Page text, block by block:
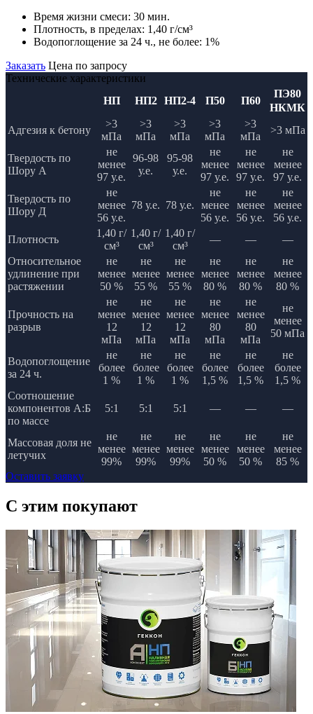
Время жизни смеси: 30 мин.
Плотность, в пределах: 1,40 г/см³
Водопоглощение за 24 ч., не более: 1%
Заказать Цена по запросу
Технические характеристики
НП
НП2 НП2-4 П50 П60
ПЭ80
НКМК
Адгезия к бетону
>3
мПа
>3
мПа
>3
мПа
>3
мПа
>3
мПа
>3 мПа
Твердость по
Шору А
не
менее
97 у.е.
96-98
у.е.
95-98
у.е.
не
менее
97 у.е.
не
менее
97 у.е.
не
менее
97 у.е.
Твердость по
Шору Д
не
менее
56 у.е.
78 у.е. 78 у.е.
не
менее
56 у.е.
не
менее
56 у.е.
не
менее
56 у.е.
Плотность
1,40 г/
см³
1,40 г/
см³
1,40 г/
см³
— —
—
Относительное
удлинение при
растяжении
не
менее
50 %
не
менее
55 %
не
менее
55 %
не
менее
80 %
не
менее
80 %
не
менее
80 %
Прочность на
разрыв
не
менее
12
мПа
не
менее
12
мПа
не
менее
12
мПа
не
менее
80
мПа
не
менее
80
мПа
не
менее
50 мПа
Водопоглощение
за 24 ч.
не
более
1 %
не
более
1 %
не
более
1 %
не
более
1,5 %
не
более
1,5 %
не
более
1,5 %
Соотношение
компонентов А:Б
по массе
5:1 5:1 5:1 — — —
Массовая доля не
летучих
не
менее
99%
не
менее
99%
не
менее
99%
не
менее
50 %
не
менее
50 %
не
менее
85 %
Оставить заявку
C этим покупают